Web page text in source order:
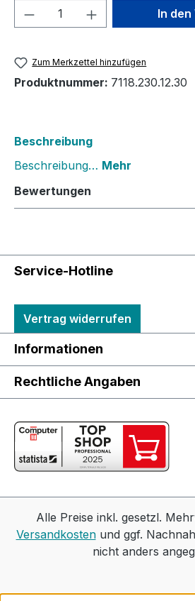
Produkt Anzahl: Gib
In
Zum Merkzettel hinzufügen
Produktnummer: 7118.230.12.30
Beschreibung
Beschreibung… Mehr
Bewertungen
Service-Hotline
Vertrag widerrufen
Informationen
Rechtliche Angaben
Alle Preise inkl. gesetzl.
Versandkostenund ggf.
nicht anders